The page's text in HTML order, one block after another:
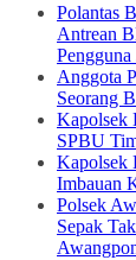
Polantas
Antrean
Pengguna
Anggota
Seorang
Kapolsek
SPBU
Kapolsek
Imbauan
Polsek
Sepak